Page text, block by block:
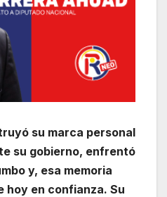
su marca personal
su gobierno, enfrentó
y, esa memoria
en confianza. Su